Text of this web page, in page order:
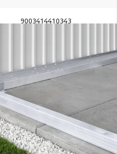
9003414410343
prijzen